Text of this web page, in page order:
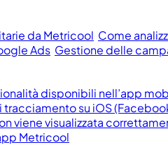
da Metricool Come
Ads Gestione delle
disponibili nell’app
tracciamento su iOS
viene visualizzata
Metricool